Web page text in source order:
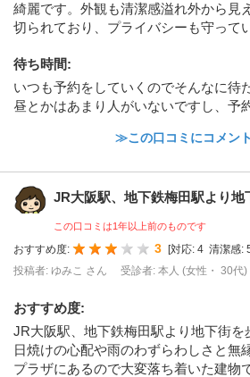
綺麗です。外観も清潔感溢れ外から見
切られており、プライバシーも守って
待ち時間:
いつも予約をしていくのでそんなに待
昼とかはあまり人がいないですし、予
≫この口コミにコメン
JR大阪駅、地下鉄梅田駅より地
この口コミは1年以上前のものです
おすすめ度: 3 [対応: 4 清潔感:
投稿者: ゆみこ さん
受診者: 本人 (女性・ 30代)
おすすめ度:
JR大阪駅、地下鉄梅田駅より地下街を
日焼けの心配や雨のわずらわしさと無
プラザにあるので大変落ち着いた建物